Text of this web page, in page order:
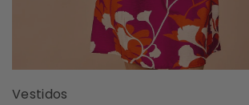
Vestidos